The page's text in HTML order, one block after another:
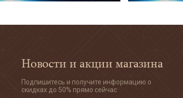
Новости и акции магазина
Подпишитесь и получите информацию о
скидках до 50% прямо сейчас